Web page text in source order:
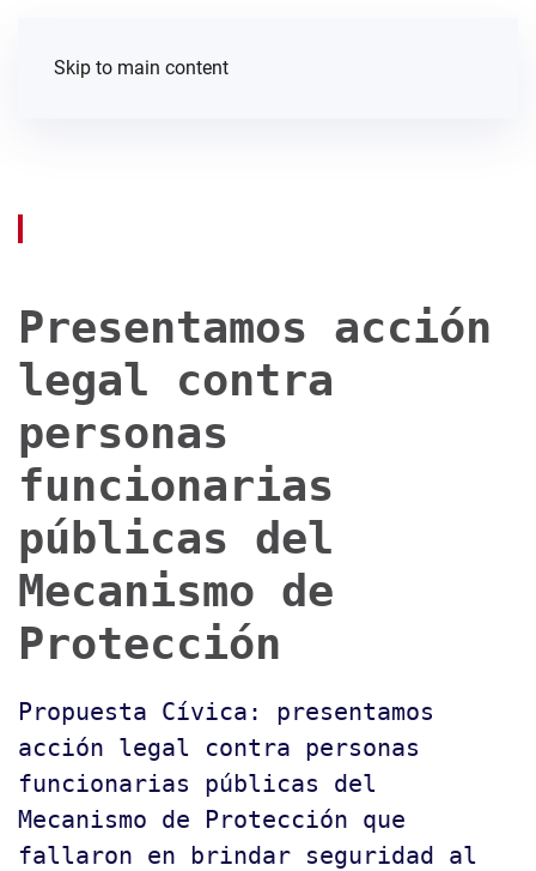
Skip to main content
Presentamos acción
legal contra
personas
funcionarias
públicas del
Mecanismo de
Protección
Propuesta Cívica: presentamos
acción legal contra personas
funcionarias públicas del
Mecanismo de Protección que
fallaron en brindar seguridad al